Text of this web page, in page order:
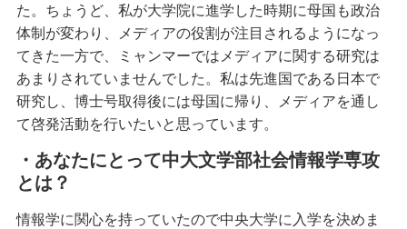
た。ちょうど、私が大学院に進学した時期に母国も政治
体制が変わり、メディアの役割が注目されるようになっ
てきた一方で、ミャンマーではメディアに関する研究は
あまりされていませんでした。私は先進国である日本で
研究し、博士号取得後には母国に帰り、メディアを通し
て啓発活動を行いたいと思っています。
・あなたにとって中大文学部社会情報学専攻
とは？
情報学に関心を持っていたので中央大学に入学を決めま